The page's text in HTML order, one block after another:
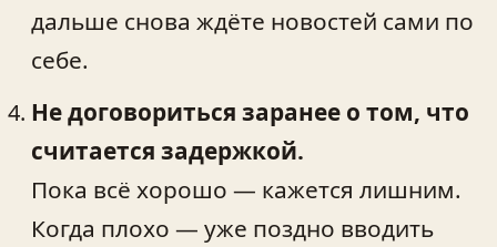
дальше снова ждёте новостей сами по
себе.
Не договориться заранее о том, что
считается задержкой.
Пока всё хорошо — кажется лишним.
Когда плохо — уже поздно вводить